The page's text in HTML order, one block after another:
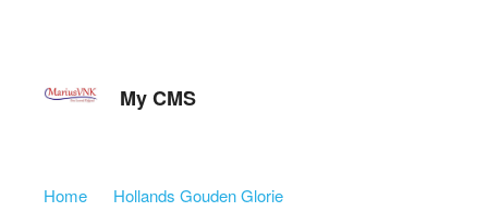
My CMS
Skip to content
Home
Hollands Gouden Glorie